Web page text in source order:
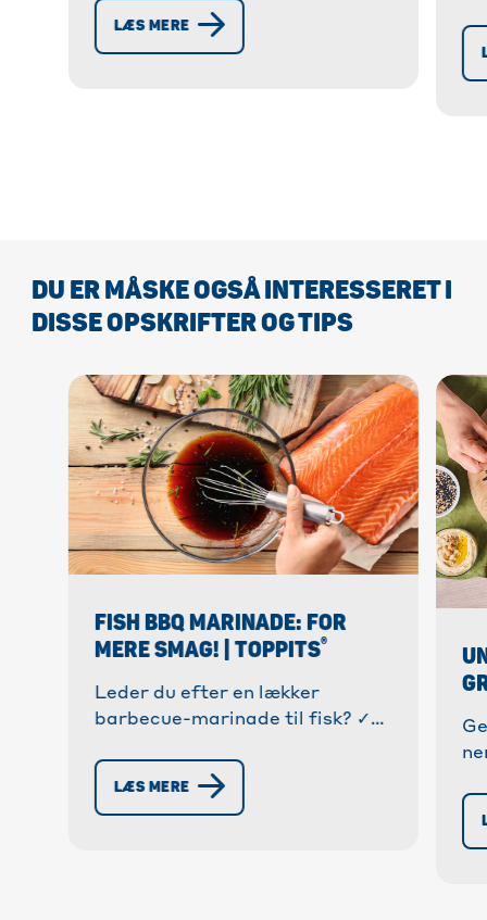
køkkenet og i hverdagen.
Alsidig, rivefast, lækagesikker
LÆS MERE
DU ER MÅSKE OGSÅ INTERESSERET I
DISSE OPSKRIFTER OG TIPS
FISH BBQ MARINADE: FOR
MERE SMAG! | TOPPITS®
Leder du efter en lækker
barbecue-marinade til fisk? ✓
ahornsirup. ✓ Hurtigt at gøre
klar. » Marinér fisken perfekt nu!
LÆS MERE
til